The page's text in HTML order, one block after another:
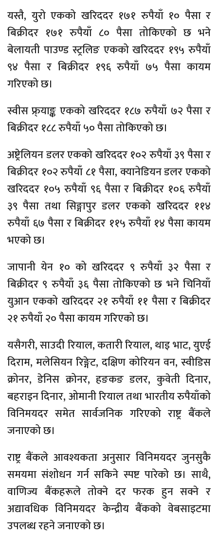
यस्तै, युरो एकको खरिददर १७१ रुपैयाँ १० पैसा र
बिक्रीदर १७१ रुपैयाँ ८० पैसा तोकिएको छ भने
बेलायती पाउण्ड स्ट्रलिङ एकको खरिददर १९५ रुपैयाँ
९४ पैसा र बिक्रीदर १९६ रुपैयाँ ७५ पैसा कायम
गरिएको छ।
स्वीस फ्र्याङ्क एकको खरिददर १८७ रुपैयाँ ७२ पैसा र
बिक्रीदर १८८ रुपैयाँ ५० पैसा तोकिएको छ।
अष्ट्रेलियन डलर एकको खरिददर १०२ रुपैयाँ ३९ पैसा र
बिक्रीदर १०२ रुपैयाँ ८१ पैसा, क्यानेडियन डलर एकको
खरिददर १०५ रुपैयाँ ९६ पैसा र बिक्रीदर १०६ रुपैयाँ
३९ पैसा तथा सिङ्गापुर डलर एकको खरिददर ११४
रुपैयाँ ६७ पैसा र बिक्रीदर ११५ रुपैयाँ १४ पैसा कायम
भएको छ।
जापानी येन १० को खरिददर ९ रुपैयाँ ३२ पैसा र
बिक्रीदर ९ रुपैयाँ ३६ पैसा तोकिएको छ भने चिनियाँ
युआन एकको खरिददर २१ रुपैयाँ ११ पैसा र बिक्रीदर
२१ रुपैयाँ २० पैसा कायम गरिएको छ।
यसैगरी, साउदी रियाल, कतारी रियाल, थाइ भाट, युएई
दिराम, मलेसियन रिङ्गेट, दक्षिण कोरियन वन, स्वीडिस
क्रोनर, डेनिस क्रोनर, हङकङ डलर, कुवेती दिनार,
बहराइन दिनार, ओमानी रियाल तथा भारतीय रुपैयाँको
विनिमयदर समेत सार्वजनिक गरिएको राष्ट्र बैंकले
जनाएको छ।
राष्ट्र बैंकले आवश्यकता अनुसार विनिमयदर जुनसुकै
समयमा संशोधन गर्न सकिने स्पष्ट पारेको छ। साथै,
वाणिज्य बैंकहरूले तोक्ने दर फरक हुन सक्ने र
अद्यावधिक विनिमयदर केन्द्रीय बैंकको वेबसाइटमा
उपलब्ध रहने जनाएको छ।